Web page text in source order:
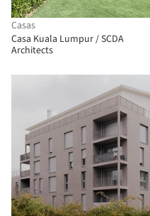
Casas
Casa Kuala Lumpur / SCDA
Architects